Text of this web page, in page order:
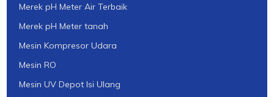
Merek pH Meter Air Terbaik
Merek pH Meter tanah
Mesin Kompresor Udara
Mesin RO
Mesin UV Depot Isi Ulang